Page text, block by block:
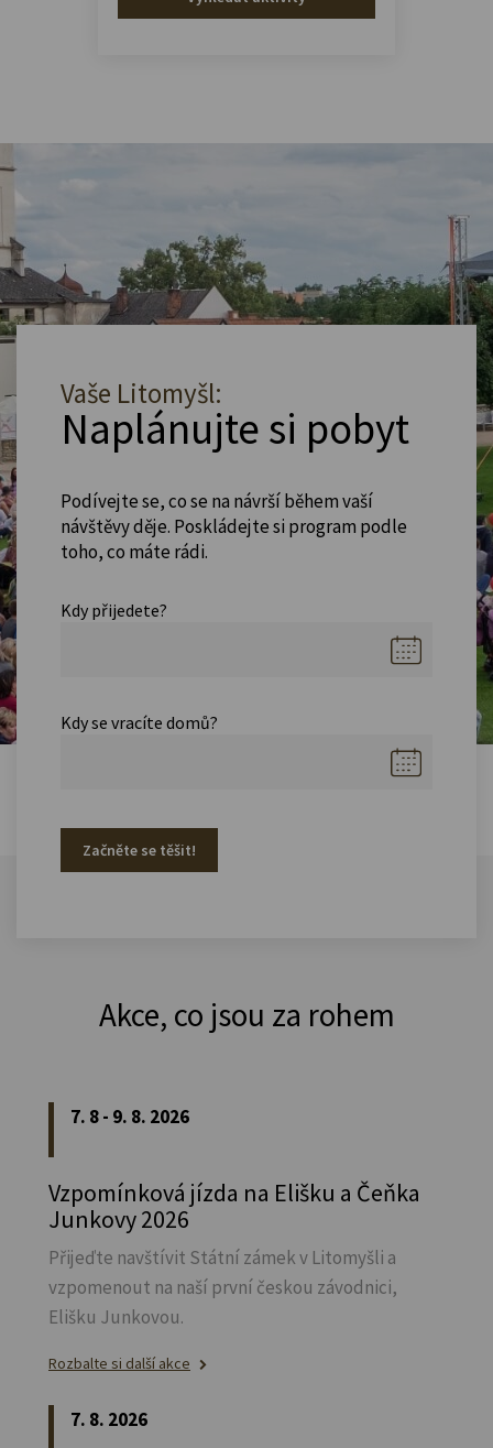
Vaše Litomyšl:
Naplánujte si pobyt
Podívejte se, co se na návrší během vaší
návštěvy děje. Poskládejte si program podle
toho, co máte rádi.
Kdy přijedete?
Kdy se vracíte domů?
Začněte se těšit!
Akce, co jsou za rohem
7. 8 - 9. 8. 2026
Vzpomínková jízda na Elišku a Čeňka
Junkovy 2026
Přijeďte navštívit Státní zámek v Litomyšli a
vzpomenout na naší první českou závodnici,
Elišku Junkovou.
Rozbalte si další akce
7. 8. 2026